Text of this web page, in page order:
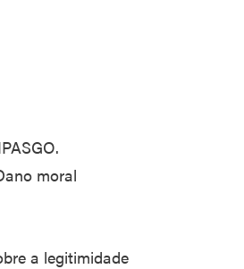
moral
a legitimidade